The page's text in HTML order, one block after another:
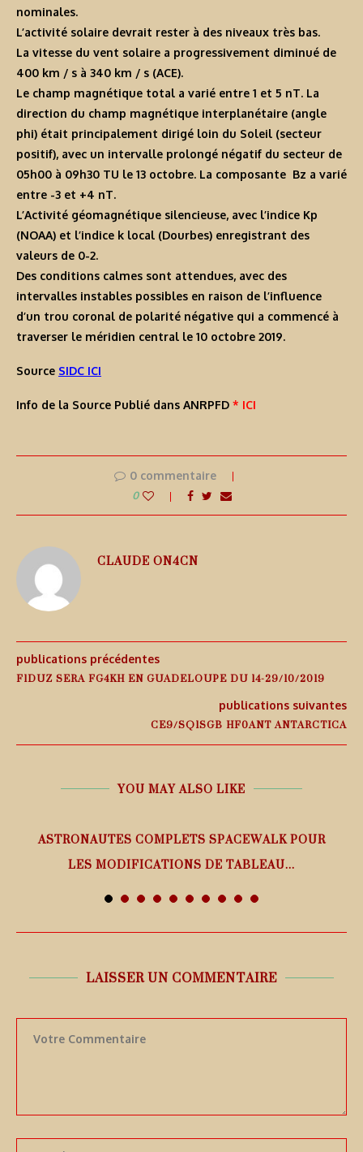
nominales.
L’activité solaire devrait rester à des niveaux très bas.
La vitesse du vent solaire a progressivement diminué de
400 km / s à 340 km / s (ACE).
Le champ magnétique total a varié entre 1 et 5 nT. La
direction du champ magnétique interplanétaire (angle
phi) était principalement dirigé loin du Soleil (secteur
positif), avec un intervalle prolongé négatif du secteur de
05h00 à 09h30 TU le 13 octobre. La composante Bz a varié
entre -3 et +4 nT.
L’Activité géomagnétique silencieuse, avec l’indice Kp
(NOAA) et l’indice k local (Dourbes) enregistrant des
valeurs de 0-2.
Des conditions calmes sont attendues, avec des
intervalles instables possibles en raison de l’influence
d’un trou coronal de polarité négative qui a commencé à
traverser le méridien central le 10 octobre 2019.
Source SIDC ICI
Info de la Source Publié dans ANRPFD * ICI
0 commentaire
0
CLAUDE ON4CN
publications précédentes
F1DUZ SERA FG4KH EN GUADELOUPE DU 14-29/10/2019
publications suivantes
CE9/SQ1SGB HF0ANT ANTARCTICA
YOU MAY ALSO LIKE
ASTRONAUTES COMPLETS SPACEWALK POUR
LES MODIFICATIONS DE TABLEAU...
LAISSER UN COMMENTAIRE